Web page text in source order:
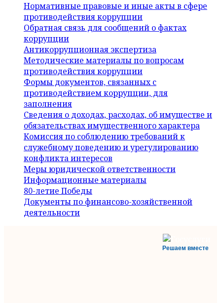
Нормативные правовые и иные акты в сфере
противодействия коррупции
Обратная связь для сообщений о фактах
коррупции
Антикоррупционная экспертиза
Методические материалы по вопросам
противодействия коррупции
Формы документов, связанных с
противодействием коррупции, для
заполнения
Сведения о доходах, расходах, об имуществе и
обязательствах имущественного характера
Комиссия по соблюдению требований к
служебному поведению и урегулированию
конфликта интересов
Меры юридической ответственности
Информационные материалы
80-летие Победы
Документы по финансово-хозяйственной
деятельности
Решаем вместе